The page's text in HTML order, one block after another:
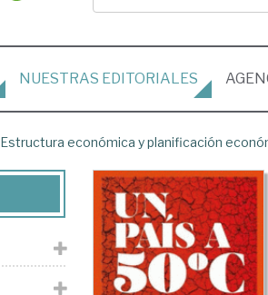
NUESTRAS EDITORIALES
Estructura económica y planificación